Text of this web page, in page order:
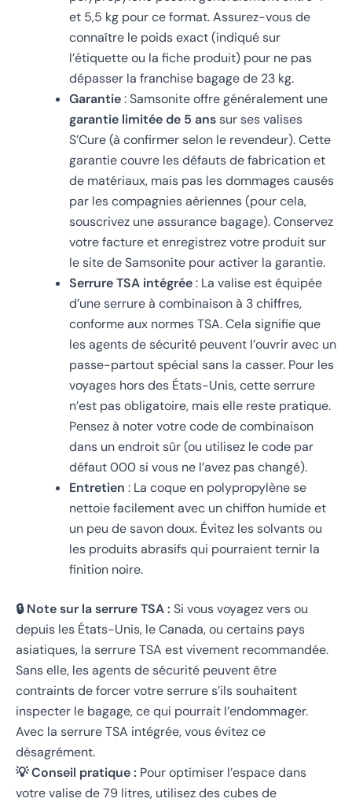
et 5,5 kg pour ce format. Assurez-vous de
connaître le poids exact (indiqué sur
l’étiquette ou la fiche produit) pour ne pas
dépasser la franchise bagage de 23 kg.
Garantie: Samsonite offre généralement une
garantie limitée de 5 anssur ses valises
S’Cure (à confirmer selon le revendeur). Cette
garantie couvre les défauts de fabrication et
de matériaux, mais pas les dommages causés
par les compagnies aériennes (pour cela,
souscrivez une assurance bagage). Conservez
votre facture et enregistrez votre produit sur
le site de Samsonite pour activer la garantie.
Serrure TSA intégrée: La valise est équipée
d’une serrure à combinaison à 3 chiffres,
conforme aux normes TSA. Cela signifie que
les agents de sécurité peuvent l’ouvrir avec un
passe-partout spécial sans la casser. Pour les
voyages hors des États-Unis, cette serrure
n’est pas obligatoire, mais elle reste pratique.
Pensez à noter votre code de combinaison
dans un endroit sûr (ou utilisez le code par
défaut 000 si vous ne l’avez pas changé).
Entretien : La coque en polypropylène se
nettoie facilement avec un chiffon humide et
un peu de savon doux. Évitez les solvants ou
les produits abrasifs qui pourraient ternir la
finition noire.
🔒 Note sur la serrure TSA : Si vous voyagez vers ou
depuis les États-Unis, le Canada, ou certains pays
asiatiques, la serrure TSA est vivement recommandée.
Sans elle, les agents de sécurité peuvent être
contraints de forcer votre serrure s’ils souhaitent
inspecter le bagage, ce qui pourrait l’endommager.
Avec la serrure TSA intégrée, vous évitez ce
désagrément.
💡 Conseil pratique : Pour optimiser l’espace dans
votre valise de 79 litres, utilisez des cubes de